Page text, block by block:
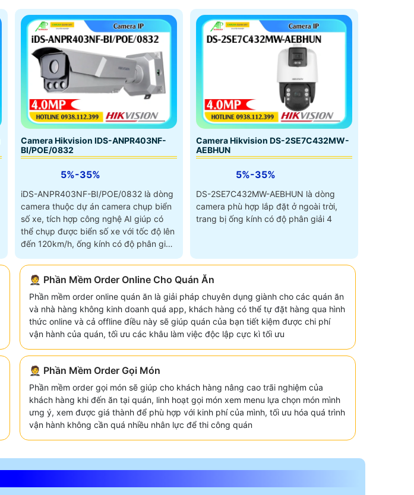
Camera Hikvision IDS-ANPR403NF-
BI/POE/0832
5%-35%
iDS-ANPR403NF-BI/POE/0832 là dòng
camera thuộc dự án camera chụp biển
số xe, tích hợp công nghệ AI giúp có
thể chụp được biển số xe với tốc độ lên
đến 120km/h, ống kính có độ phân giải
Camera Hikvision DS-2SE7C432MW-
AEBHUN
5%-35%
DS-2SE7C432MW-AEBHUN là dòng
camera phù hợp lắp đặt ở ngoài trời,
trang bị ống kính có độ phân giải 4
🤵 Phần Mềm Order Online Cho Quán Ăn
Phần mềm order online quán ăn là giải pháp chuyên dụng giành cho các quán ăn
và nhà hàng không kinh doanh quá app, khách hàng có thể tự đặt hàng qua hình
thức online và cả offline điều này sẽ giúp quán của bạn tiết kiệm được chi phí
vận hành của quán, tối ưu các khâu làm việc độc lập cực kì tối ưu
🤵 Phần Mềm Order Gọi Món
Phần mềm order gọi món sẽ giúp cho khách hàng nâng cao trãi nghiệm của
khách hàng khi đến ăn tại quán, linh hoạt gọi món xem menu lựa chọn món mình
ưng ý, xem được giá thành để phù hợp với kinh phí của mình, tối ưu hóa quá trình
vận hành không cần quá nhiều nhân lực để thi công quán